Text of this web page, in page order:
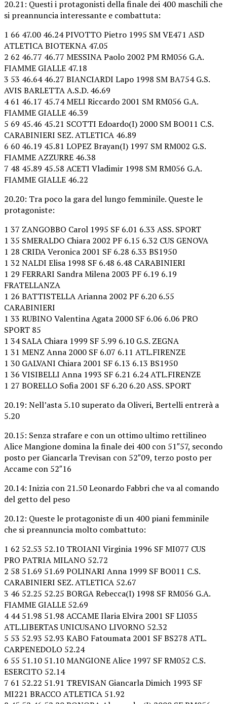
20.21: Questi i protagonisti della finale dei 400 maschili che
si preannuncia interessante e combattuta:
1 66 47.00 46.24 PIVOTTO Pietro 1995 SM VE471 ASD
ATLETICA BIOTEKNA 47.05
2 62 46.77 46.77 MESSINA Paolo 2002 PM RM056 G.A.
FIAMME GIALLE 47.18
3 53 46.64 46.27 BIANCIARDI Lapo 1998 SM BA754 G.S.
AVIS BARLETTA A.S.D. 46.69
4 61 46.17 45.74 MELI Riccardo 2001 SM RM056 G.A.
FIAMME GIALLE 46.39
5 69 45.46 45.21 SCOTTI Edoardo(I) 2000 SM BO011 C.S.
CARABINIERI SEZ. ATLETICA 46.89
6 60 46.19 45.81 LOPEZ Brayan(I) 1997 SM RM002 G.S.
FIAMME AZZURRE 46.38
7 48 45.89 45.58 ACETI Vladimir 1998 SM RM056 G.A.
FIAMME GIALLE 46.22
20.20: Tra poco la gara del lungo femminile. Queste le
protagoniste:
1 37 ZANGOBBO Carol 1995 SF 6.01 6.33 ASS. SPORT
1 35 SMERALDO Chiara 2002 PF 6.15 6.32 CUS GENOVA
1 28 CRIDA Veronica 2001 SF 6.28 6.33 BS1950
1 32 NALDI Elisa 1998 SF 6.48 6.48 CARABINIERI
1 29 FERRARI Sandra Milena 2003 PF 6.19 6.19
FRATELLANZA
1 26 BATTISTELLA Arianna 2002 PF 6.20 6.55
CARABINIERI
1 33 RUBINO Valentina Agata 2000 SF 6.06 6.06 PRO
SPORT 85
1 34 SALA Chiara 1999 SF 5.99 6.10 G.S. ZEGNA
1 31 MENZ Anna 2000 SF 6.07 6.11 ATL.FIRENZE
1 30 GALVANI Chiara 2001 SF 6.13 6.13 BS1950
1 36 VISIBELLI Anna 1993 SF 6.21 6.24 ATL.FIRENZE
1 27 BORELLO Sofia 2001 SF 6.20 6.20 ASS. SPORT
20.19: Nell’asta 5.10 superato da Oliveri, Bertelli entrerà a
5.20
20.15: Senza strafare e con un ottimo ultimo rettilineo
Alice Mangione domina la finale dei 400 con 51″57, secondo
posto per Giancarla Trevisan con 52″09, terzo posto per
Accame con 52″16
20.14: Inizia con 21.50 Leonardo Fabbri che va al comando
del getto del peso
20.12: Queste le protagoniste di un 400 piani femminile
che si preannuncia molto combattuto:
1 62 52.53 52.10 TROIANI Virginia 1996 SF MI077 CUS
PRO PATRIA MILANO 52.72
2 58 51.69 51.69 POLINARI Anna 1999 SF BO011 C.S.
CARABINIERI SEZ. ATLETICA 52.67
3 46 52.25 52.25 BORGA Rebecca(I) 1998 SF RM056 G.A.
FIAMME GIALLE 52.69
4 44 51.98 51.98 ACCAME Ilaria Elvira 2001 SF LI035
ATL.LIBERTAS UNICUSANO LIVORNO 52.32
5 53 52.93 52.93 KABO Fatoumata 2001 SF BS278 ATL.
CARPENEDOLO 52.24
6 55 51.10 51.10 MANGIONE Alice 1997 SF RM052 C.S.
ESERCITO 52.14
7 61 52.22 51.91 TREVISAN Giancarla Dimich 1993 SF
MI221 BRACCO ATLETICA 51.92